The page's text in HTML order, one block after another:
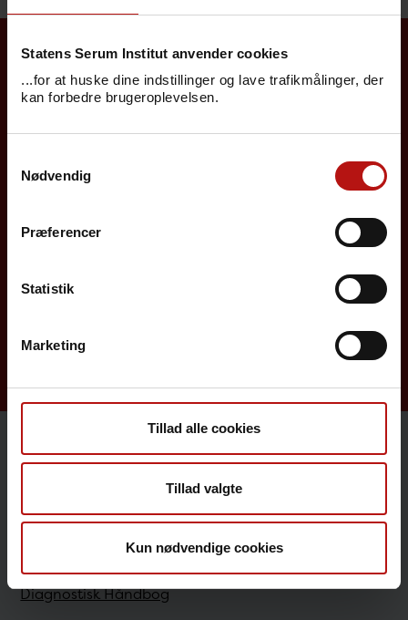
Statens Serum Institut anvender cookies
...for at huske dine indstillinger og lave trafikmålinger, der
kan forbedre brugeroplevelsen.
Nødvendig
Præferencer
Statistik
Marketing
Tillad alle cookies
Tillad valgte
Kun nødvendige cookies
Borgere
Rejsevaccination
MiBa, HAIBA og det digitale infektionsberedskab
Sundhedsfaglige
Antibiotikaresistens
Diagnostisk Håndbog